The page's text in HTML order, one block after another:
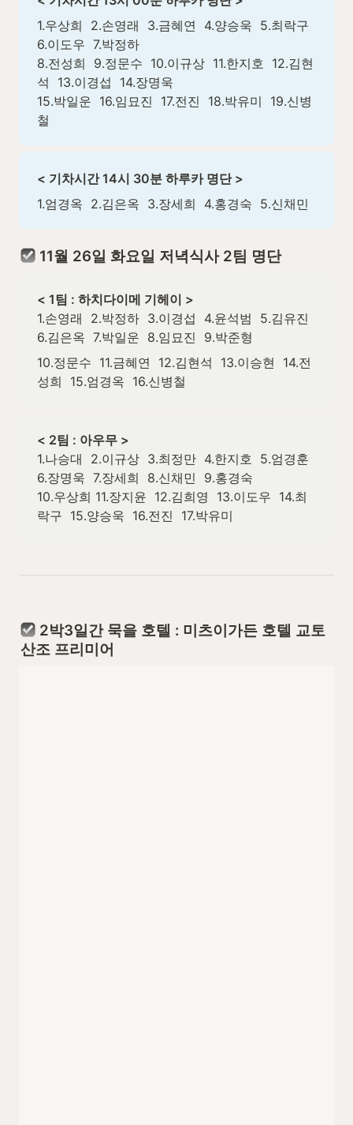
1.우상희  2.손영래  3.금혜연  4.양승욱  5.최락구
6.이도우  7.박정하
8.전성희  9.정문수  10.이규상  11.한지호  12.김현
석  13.이경섭  14.장명욱
15.박일운  16.임묘진  17.전진  18.박유미  19.신병
철
< 기차시간 14시 30분 하루카 명단 >
1.엄경옥  2.김은옥  3.장세희  4.홍경숙  5.신채민
11월 26일 화요일 저녁식사 2팀 명단
< 1팀 : 하치다이메 기헤이 >
1.손영래  2.박정하  3.이경섭  4.윤석범  5.김유진
6.김은옥  7.박일운  8.임묘진  9.박준형
10.정문수  11.금혜연  12.김현석  13.이승현  14.전
성희  15.엄경옥  16.신병철
< 2팀 : 아우무 >
1.나승대  2.이규상  3.최정만  4.한지호  5.엄경훈
6.장명욱  7.장세희  8.신채민  9.홍경숙
10.우상희 11.장지윤  12.김희영  13.이도우  14.최
락구  15.양승욱  16.전진  17.박유미
2박3일간 묵을 호텔 : 미츠이가든 호텔 교토
산조 프리미어